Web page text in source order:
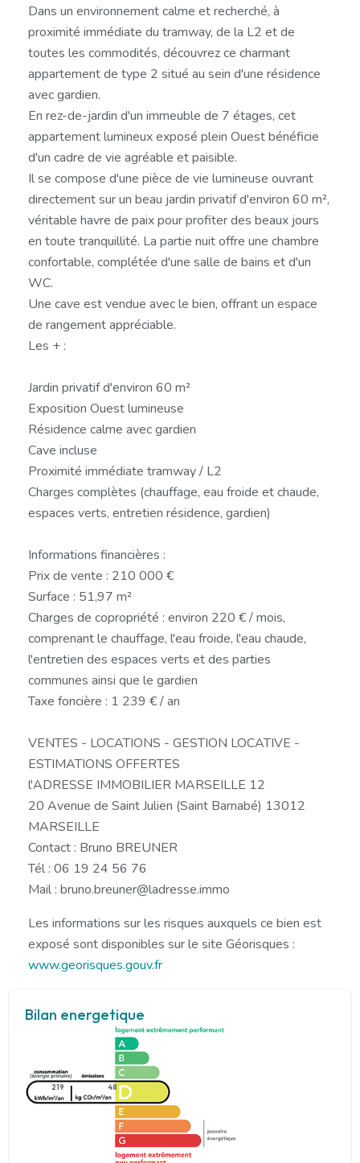
Dans un environnement calme et recherché, à
proximité immédiate du tramway, de la L2 et de
toutes les commodités, découvrez ce charmant
appartement de type 2 situé au sein d'une résidence
avec gardien.
En rez-de-jardin d'un immeuble de 7 étages, cet
appartement lumineux exposé plein Ouest bénéficie
d'un cadre de vie agréable et paisible.
Il se compose d'une pièce de vie lumineuse ouvrant
directement sur un beau jardin privatif d'environ 60 m²,
véritable havre de paix pour profiter des beaux jours
en toute tranquillité. La partie nuit offre une chambre
confortable, complétée d'une salle de bains et d'un
WC.
Une cave est vendue avec le bien, offrant un espace
de rangement appréciable.
Les + :
Jardin privatif d'environ 60 m²
Exposition Ouest lumineuse
Résidence calme avec gardien
Cave incluse
Proximité immédiate tramway / L2
Charges complètes (chauffage, eau froide et chaude,
espaces verts, entretien résidence, gardien)
Informations financières :
Prix de vente : 210 000 €
Surface : 51,97 m²
Charges de copropriété : environ 220 € / mois,
comprenant le chauffage, l'eau froide, l'eau chaude,
l'entretien des espaces verts et des parties
communes ainsi que le gardien
Taxe foncière : 1 239 € / an
VENTES - LOCATIONS - GESTION LOCATIVE -
ESTIMATIONS OFFERTES
l'ADRESSE IMMOBILIER MARSEILLE 12
20 Avenue de Saint Julien (Saint Barnabé) 13012
MARSEILLE
Contact : Bruno BREUNER
Tél : 06 19 24 56 76
Mail : bruno.breuner@ladresse.immo
Les informations sur les risques auxquels ce bien est
exposé sont disponibles sur le site Géorisques :
www.georisques.gouv.fr
Bilan energetique
219 48